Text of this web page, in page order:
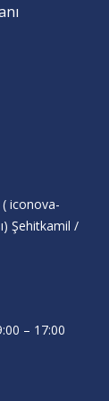
iconova-
Şehitkamil /
– 17:00